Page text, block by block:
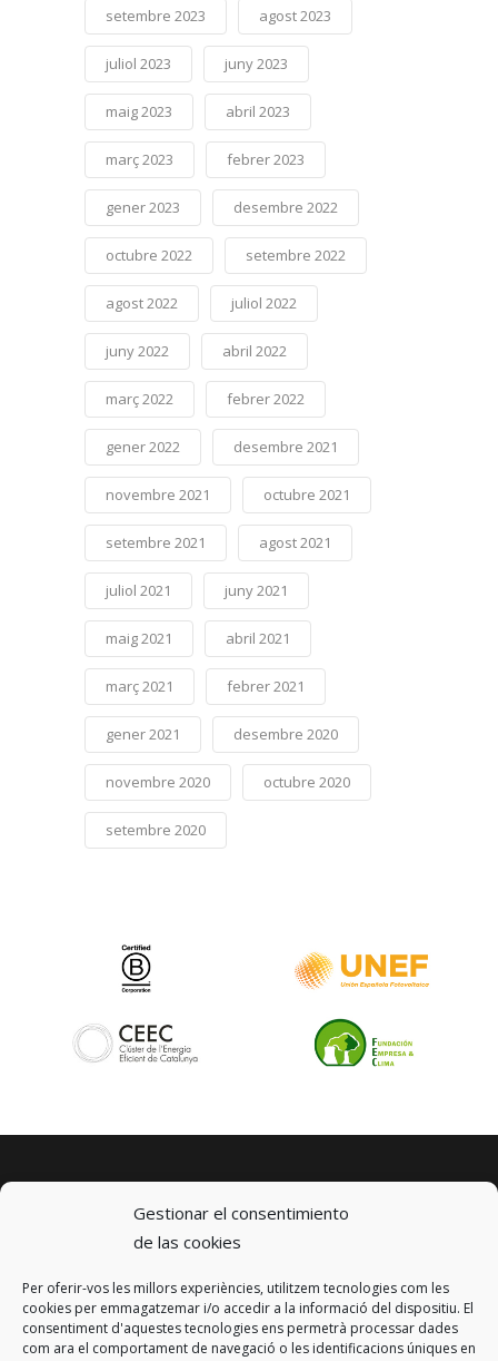
Gestionar el consentimiento
de las cookies
Per oferir-vos les millors experiències, utilitzem tecnologies com les
cookies per emmagatzemar i/o accedir a la informació del dispositiu. El
consentiment d'aquestes tecnologies ens permetrà processar dades
com ara el comportament de navegació o les identificacions úniques en
setembre 2023 agost 2023
juliol 2023 juny 2023
maig 2023 abril 2023
març 2023 febrer 2023
gener 2023 desembre 2022
octubre 2022 setembre 2022
agost 2022 juliol 2022
juny 2022 abril 2022
març 2022 febrer 2022
gener 2022 desembre 2021
novembre 2021 octubre 2021
setembre 2021 agost 2021
juliol 2021 juny 2021
maig 2021 abril 2021
març 2021 febrer 2021
gener 2021 desembre 2020
novembre 2020 octubre 2020
setembre 2020
© 2023 km0 Energy
Carrer Baldrich 222-226
08223 Terrassa, Barcelona